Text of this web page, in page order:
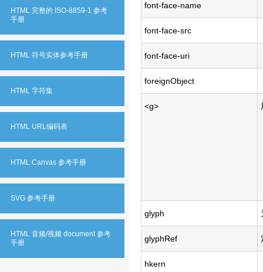
HTML 完整的 ISO-8859-1 参考
手册
HTML 符号实体参考手册
HTML 字符集
HTML URL编码表
HTML Canvas 参考手册
SVG 参考手册
HTML 音频/视频 document 参考
手册
font-face-name
font-face-src
font-face-uri
foreignObject
<g>
glyph
glyphRef
hkern